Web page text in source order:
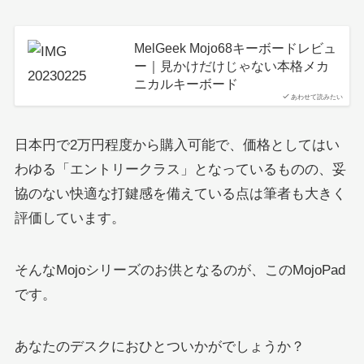
あわせて読みたい
MelGeek Mojo68キーボードレビュ
ー｜見かけだけじゃない本格メカ
ニカルキーボード
日本円で2万円程度から購入可能で、価格としてはい
わゆる「エントリークラス」となっているものの、妥
協のない快適な打鍵感を備えている点は筆者も大きく
評価しています。
そんなMojoシリーズのお供となるのが、このMojoPad
です。
あなたのデスクにおひとついかがでしょうか？